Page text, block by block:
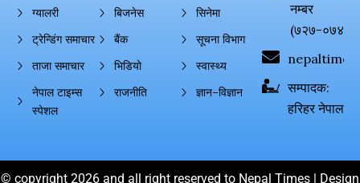
ग्यालरी
ट्रेन्डिंग समाचार
ताजा समाचार
नेपाल टाइम्स
स्पेशल
बिजनेस
बैंक
भिडियो
राजनीति
सिनेमा
सूचना विभाग
स्वास्थ्य
ज्ञान–विज्ञान
नम्बर
(७२७-०७४-
सम्पादक:
हरिहर नेपाल
© copyright 2026 and all right reserved to Nepal Times | Design